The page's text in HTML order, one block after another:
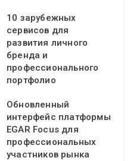
10 зарубежных
сервисов для
развития личного
бренда и
профессионального
портфолио
Обновленный
интерфейс платформы
EGAR Focus для
профессиональных
участников рынка